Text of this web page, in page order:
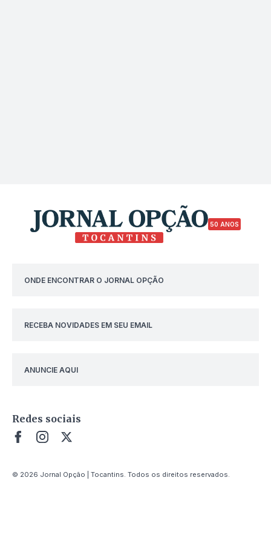
50 ANOS
ONDE ENCONTRAR O JORNAL OPÇÃO
RECEBA NOVIDADES EM SEU EMAIL
ANUNCIE AQUI
Redes sociais
© 2026 Jornal Opção | Tocantins. Todos os direitos reservados.